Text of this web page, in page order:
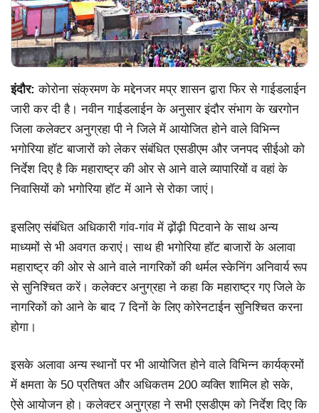
इंदौर: कोरोना संक्रमण के मद्देनजर मप्र शासन द्वारा फिर से गाईडलाईन
जारी कर दी है। नवीन गाईडलाईन के अनुसार इंदौर संभाग के खरगोन
जिला कलेक्टर अनुग्रहा पी ने जिले में आयोजित होने वाले विभिन्न
भगोरिया हॉट बाजारों को लेकर संबंधित एसडीएम और जनपद सीईओ को
निर्देश दिए है कि महाराष्ट्र की ओर से आने वाले व्यापारियों व वहां के
निवासियों को भगोरिया हॉट में आने से रोका जाएं।
इसलिए संबंधित अधिकारी गांव-गांव में ढ़ोंढ़ी पिटवाने के साथ अन्य
माध्यमों से भी अवगत कराएं। साथ ही भगोरिया हॉट बाजारों के अलावा
महाराष्ट्र की ओर से आने वाले नागरिकों की थर्मल स्केनिंग अनिवार्य रूप
से सुनिश्चित करें। कलेक्टर अनुग्रहा ने कहा कि महाराष्ट्र गए जिले के
नागरिकों को आने के बाद 7 दिनों के लिए कोरेनटाईन सुनिश्चित करना
होगा।
इसके अलावा अन्य स्थानों पर भी आयोजित होने वाले विभिन्न कार्यक्रमों
में क्षमता के 50 प्रतिषत और अधिकतम 200 व्यक्ति शामिल हो सके,
ऐसे आयोजन हो। कलेक्टर अनुग्रहा ने सभी एसडीएम को निर्देश दिए कि